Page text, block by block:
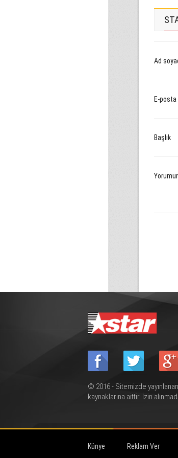
Ad
E-posta
Başlık
© 2016 - Sitemizde
kaynaklarına aittir. İzin
Künye Reklam Ver